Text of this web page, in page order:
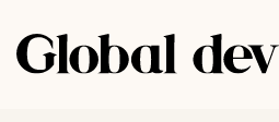
contenido